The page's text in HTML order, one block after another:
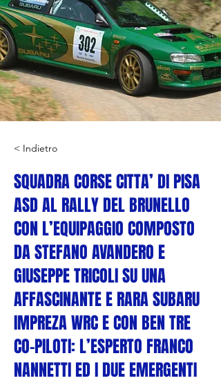
< Indietro
SQUADRA CORSE CITTA’ DI PISA
ASD AL RALLY DEL BRUNELLO
CON L’EQUIPAGGIO COMPOSTO
DA STEFANO AVANDERO E
GIUSEPPE TRICOLI SU UNA
AFFASCINANTE E RARA SUBARU
IMPREZA WRC E CON BEN TRE
CO-PILOTI: L’ESPERTO FRANCO
NANNETTI ED I DUE EMERGENTI